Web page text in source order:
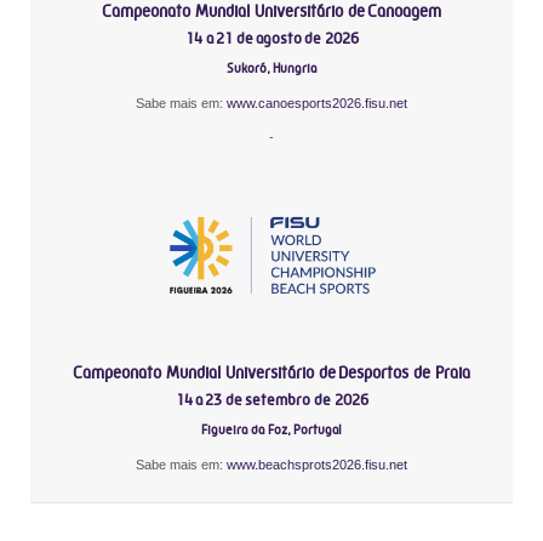
Campeonato Mundial Universitário de Canoagem
14 a 21 de agosto de 2026
Sukoró, Hungria
Sabe mais em: www.canoesports2026.fisu.net
-
Campeonato Mundial Universitário de Desportos de Praia
14 a 23 de setembro de 2026
Figueira da Foz, Portugal
Sabe mais em: www.beachsprots2026.fisu.net